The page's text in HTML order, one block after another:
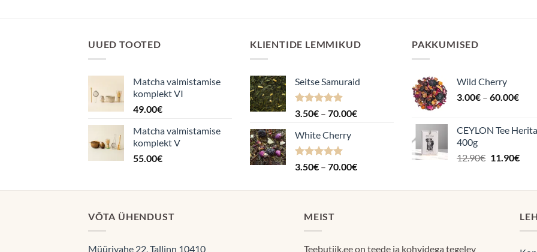
UUED TOOTED
Matcha valmistamise
komplekt VI
49.00€
Matcha valmistamise
komplekt V
55.00€
KLIENTIDE LEMMIKUD
Seitse Samuraid
Hinnanguga
3.50€ – 70.00€Hinnavahemik:
White Cherry
Hinnanguga
3.50€ – 70.00€Hinnavahemik:
kuni
PAKKUMISED
Wild Cherry
3.00€ – 60.00€
CEYLON Tee
400g
12.90€ Algne
11.90€
VÕTA ÜHENDUST
Müürivahe 22, Tallinn 10410
MEIST
Teebutiik.ee on teede ja kohvidega tegelev